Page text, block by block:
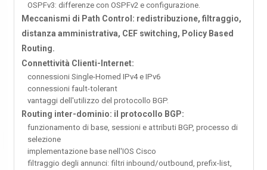
OSPFv3: differenze con OSPFv2 e configurazione.
Meccanismi di Path Control: redistribuzione, filtraggio,
distanza amministrativa, CEF switching, Policy Based
Routing.
Connettività Clienti-Internet:
connessioni Single-Homed IPv4 e IPv6
connessioni fault-tolerant
vantaggi dell'utilizzo del protocollo BGP.
Routing inter-dominio: il protocollo BGP:
funzionamento di base, sessioni e attributi BGP, processo di
selezione
implementazione base nell'IOS Cisco
filtraggio degli annunci: filtri inbound/outbound, prefix-list,